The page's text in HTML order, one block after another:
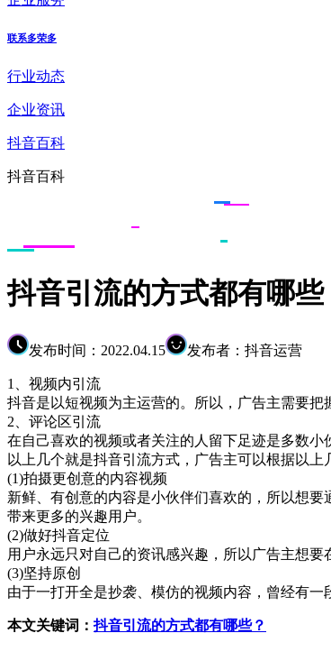
联系多荣多
行业动态
企业资讯
抖音百科
抖音百科
抖音引流的方式都有哪些
发布时间：2022.04.15 发布者：抖音运营
1、视频内引流
抖音是以短视频为主运营的。所以，广告主需要把
2、评论区引流
在自己喜欢的视频或者关注的人留下足迹是多数小
以上几个就是抖音引流方式，广告主可以根据以
(1)拍摄更创意的内容视频
新鲜、有创意的内容是小伙伴们喜欢的，所以想
带来更多的兴趣用户。
(2)做好抖音定位
用户永远只对自己的资讯感兴趣，所以广告主想
(3)坚持原创
由于一打开全是抄袭、模仿的视频内容，曾经有
本文关键词：抖音引流的方式都有哪些？